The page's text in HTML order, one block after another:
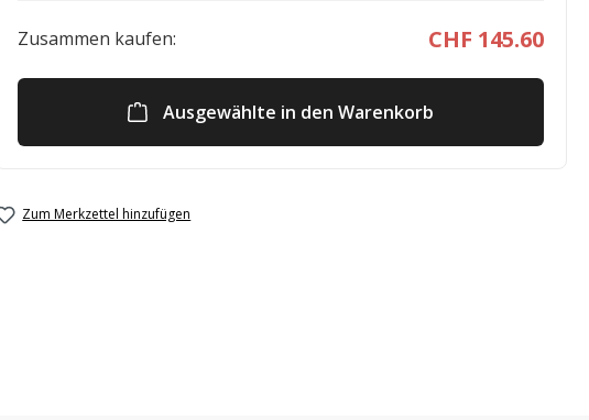
Zusammen kaufen: CHF 145.60
Ausgewählte in den Warenkorb
Zum Merkzettel hinzufügen